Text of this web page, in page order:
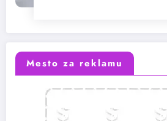
Mesto za reklamu